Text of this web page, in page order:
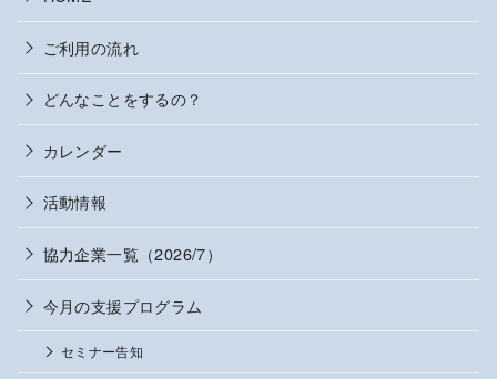
ご利用の流れ
どんなことをするの？
カレンダー
活動情報
協力企業一覧（2026/7）
今月の支援プログラム
セミナー告知